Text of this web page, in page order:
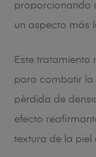
proporcionando
un aspecto más
Este tratamiento
para combatir la
pérdida de
efecto
textura de la piel